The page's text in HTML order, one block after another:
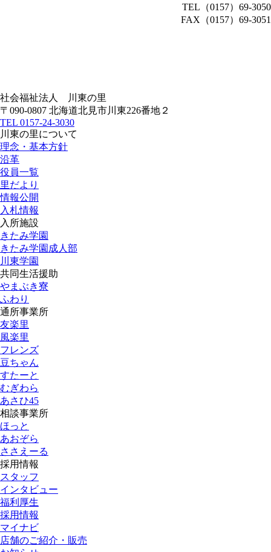
TEL（0157）69-3050
FAX（0157）69-3051
社会福祉法人
川東の里
〒090-0807 北海道北見市川東226番地２
TEL 0157-24-3030
川東の里について
理念・基本方針
沿革
役員一覧
里だより
情報公開
入札情報
入所施設
きたみ学園
きたみ学園成人部
川東学園
共同生活援助
やまぶき寮
ふわり
通所事業所
友楽里
風楽里
フレンズ
豆ちゃん
すたーと
むぎわら
あさひ45
相談事業所
ほっと
あおぞら
ささえーる
採用情報
スタッフ
インタビュー
福利厚生
採用情報
マイナビ
店舗のご紹介・販売